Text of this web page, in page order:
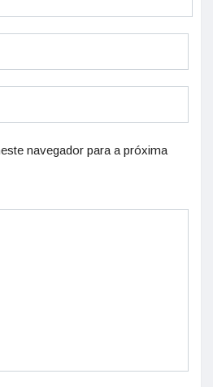
navegador para a próxima